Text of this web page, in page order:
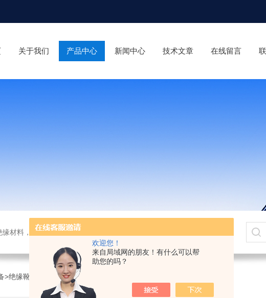
欢迎您！
来自局域网的朋友！有什么可以帮
助您的吗？
关于我们 产品中心 新闻中心 技术文章 在线留言
材料，电子仪器仪表
>绝缘靴（手套）耐压装置